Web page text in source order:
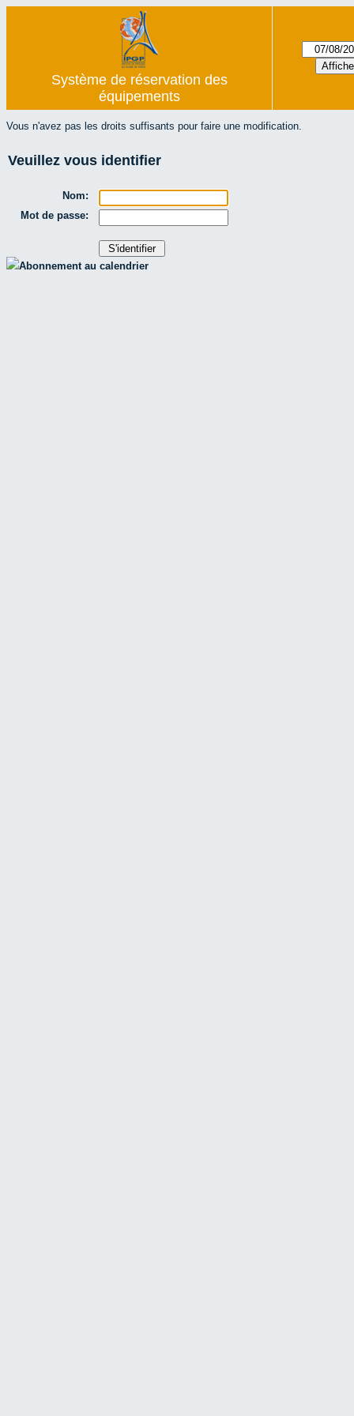
Système de réservation des
équipements
Vous n'avez pas les droits suffisants pour faire une modification.
Veuillez vous identifier
Nom:
Mot de passe:
Abonnement au calendrier